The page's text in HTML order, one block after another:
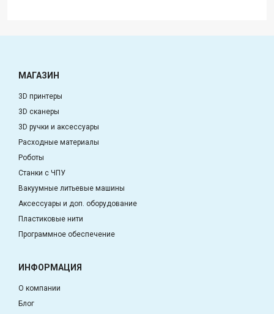
МАГАЗИН
3D принтеры
3D сканеры
3D ручки и аксессуары
Расходные материалы
Роботы
Станки с ЧПУ
Вакуумные литьевые машины
Аксессуары и доп. оборудование
Пластиковые нити
Программное обеспечение
ИНФОРМАЦИЯ
О компании
Блог